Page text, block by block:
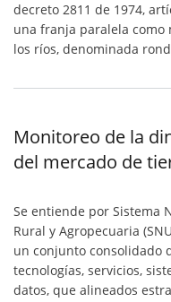
decreto 2811 de 1974,
una franja paralela como
los ríos, denominada
Monitoreo de la
del mercado de
Se entiende por Sistema
Rural y Agropecuaria
un conjunto consolidado
tecnologías, servicios,
datos, que alineados